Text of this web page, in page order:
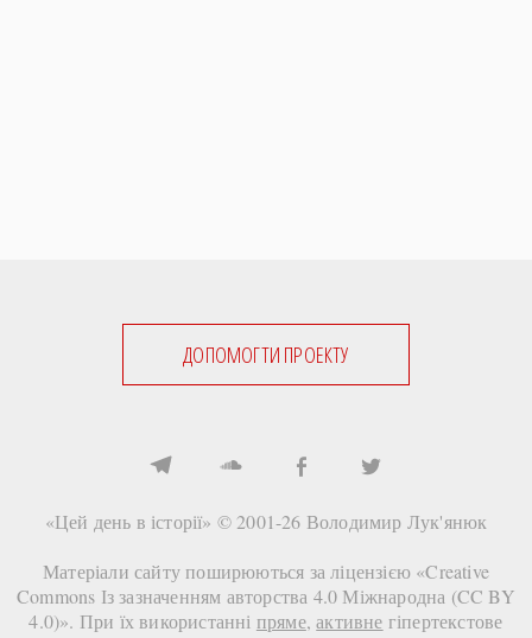
ДОПОМОГТИ ПРОЕКТУ
«Цей день в історії» © 2001-26 Володимир Лук'янюк
Матеріали сайту поширюються за ліцензією «Creative
Commons Із зазначенням авторства 4.0 Міжнародна (CC BY
4.0)». При їх використанні пряме,активне гіпертекстове